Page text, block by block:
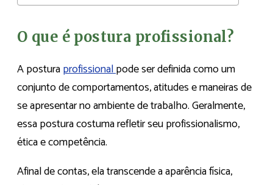
O que é postura profissional?
A posturaprofissionalpode ser definida como um
conjunto de comportamentos, atitudes e maneiras de
se apresentar no ambiente de trabalho. Geralmente,
essa postura costuma refletir seu profissionalismo,
ética e competência.
Afinal de contas, ela transcende a aparência física,